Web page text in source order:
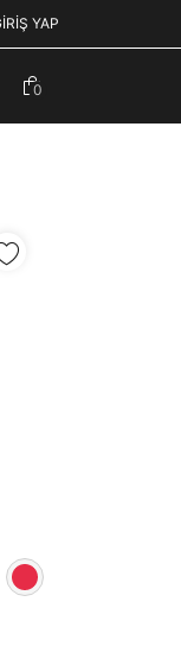
YAP
0